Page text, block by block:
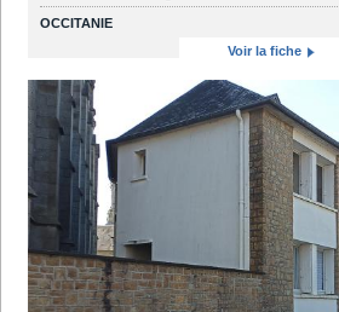
OCCITANIE
Voir la fiche